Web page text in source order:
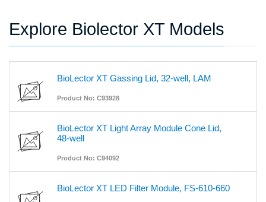
Explore Biolector XT Models
BioLector XT Gassing Lid, 32-well, LAM
Product No: C93928
BioLector XT Light Array Module Cone Lid,
48-well
Product No: C94092
BioLector XT LED Filter Module, FS-610-660